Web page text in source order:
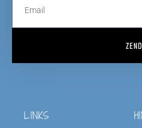
ZEND
LINKS